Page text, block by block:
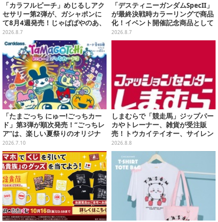
「カラフルピーチ」めじるしアク
セサリー第2弾が、ガシャポンに
て8月4週発売！じゃぱぱやのあ、
シヴァたちメンバー11名分ライン
ナップ
2026.8.7
「デスティニーガンダムSpecII」
が最終決戦時カラーリングで商品
化！イベント開催記念商品として
METAL ROBOT魂に新登場
2026.8.7
「たまごっち にゅー!ごっちカー
ド」第3弾が順次発売！“ごっちレ
ア”は、楽しい夏祭りのオリジナ
ルアートに
2026.7.10
しまむらで「競走馬」ジップパー
カやトレーナー、雑貨が受注販
売！トウカイテイオー、サイレン
ススズカなど名馬をデザイン
2026.8.8